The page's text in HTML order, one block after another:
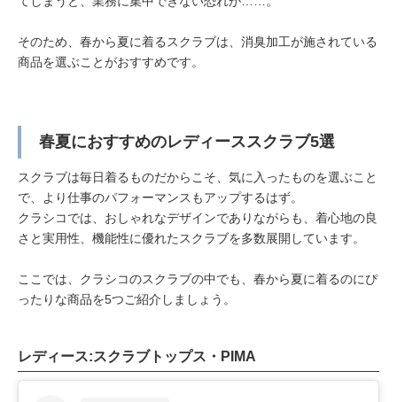
そのため、春から夏に着るスクラブは、消臭加工が施されている
商品を選ぶことがおすすめです。
春夏におすすめのレディーススクラブ5選
スクラブは毎日着るものだからこそ、気に入ったものを選ぶこと
で、より仕事のパフォーマンスもアップするはず。
クラシコでは、おしゃれなデザインでありながらも、着心地の良
さと実用性、機能性に優れたスクラブを多数展開しています。
ここでは、クラシコのスクラブの中でも、春から夏に着るのにぴ
ったりな商品を5つご紹介しましょう。
レディース:スクラブトップス・PIMA